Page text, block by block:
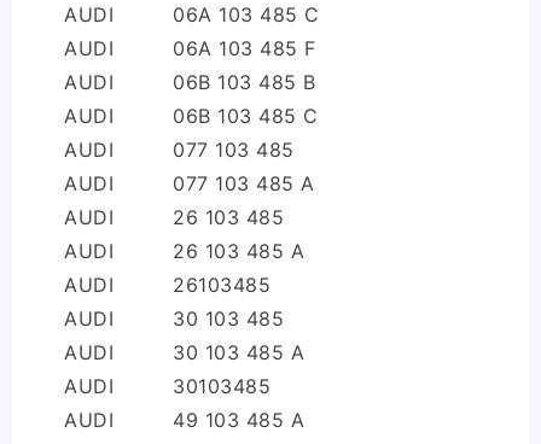
AUDI
06A 103 485 C
AUDI
06A 103 485 F
AUDI
06B 103 485 B
AUDI
06B 103 485 C
AUDI
077 103 485
AUDI
077 103 485 A
AUDI
26 103 485
AUDI
26 103 485 A
AUDI
26103485
AUDI
30 103 485
AUDI
30 103 485 A
AUDI
30103485
AUDI
49 103 485 A